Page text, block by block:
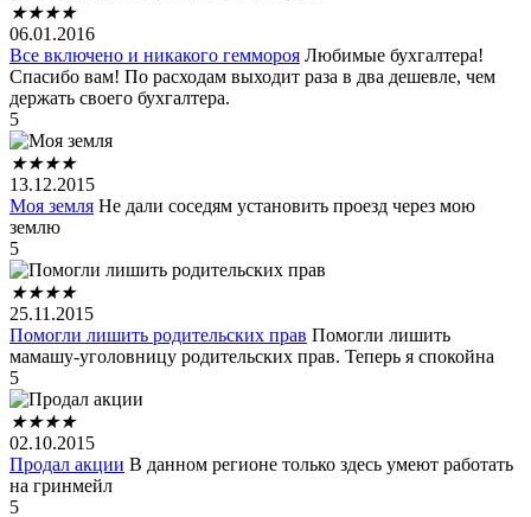
★★★★
06.01.2016
Все включено и никакого геммороя Любимые бухгалтера!
Спасибо вам! По расходам выходит раза в два дешевле, чем
держать своего бухгалтера.
5
★★★★
13.12.2015
Моя земля Не дали соседям установить проезд через мою
землю
5
★★★★
25.11.2015
Помогли лишить родительских прав Помогли лишить
мамашу-уголовницу родительских прав. Теперь я спокойна
5
★★★★
02.10.2015
Продал акции В данном регионе только здесь умеют работать
на гринмейл
5